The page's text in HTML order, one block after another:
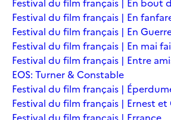
Festival du film français | En
Festival du film français | En
Festival du film français | En mai
Festival du film français | Entre
EOS: Turner & Constable
Festival du film français |
Festival du film français | Ernest et